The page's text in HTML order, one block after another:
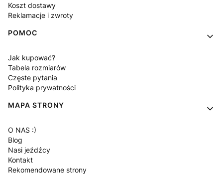
Koszt dostawy
Reklamacje i zwroty
POMOC
Jak kupować?
Tabela rozmiarów
Częste pytania
Polityka prywatności
MAPA STRONY
O NAS :)
Blog
Nasi jeźdźcy
Kontakt
Rekomendowane strony